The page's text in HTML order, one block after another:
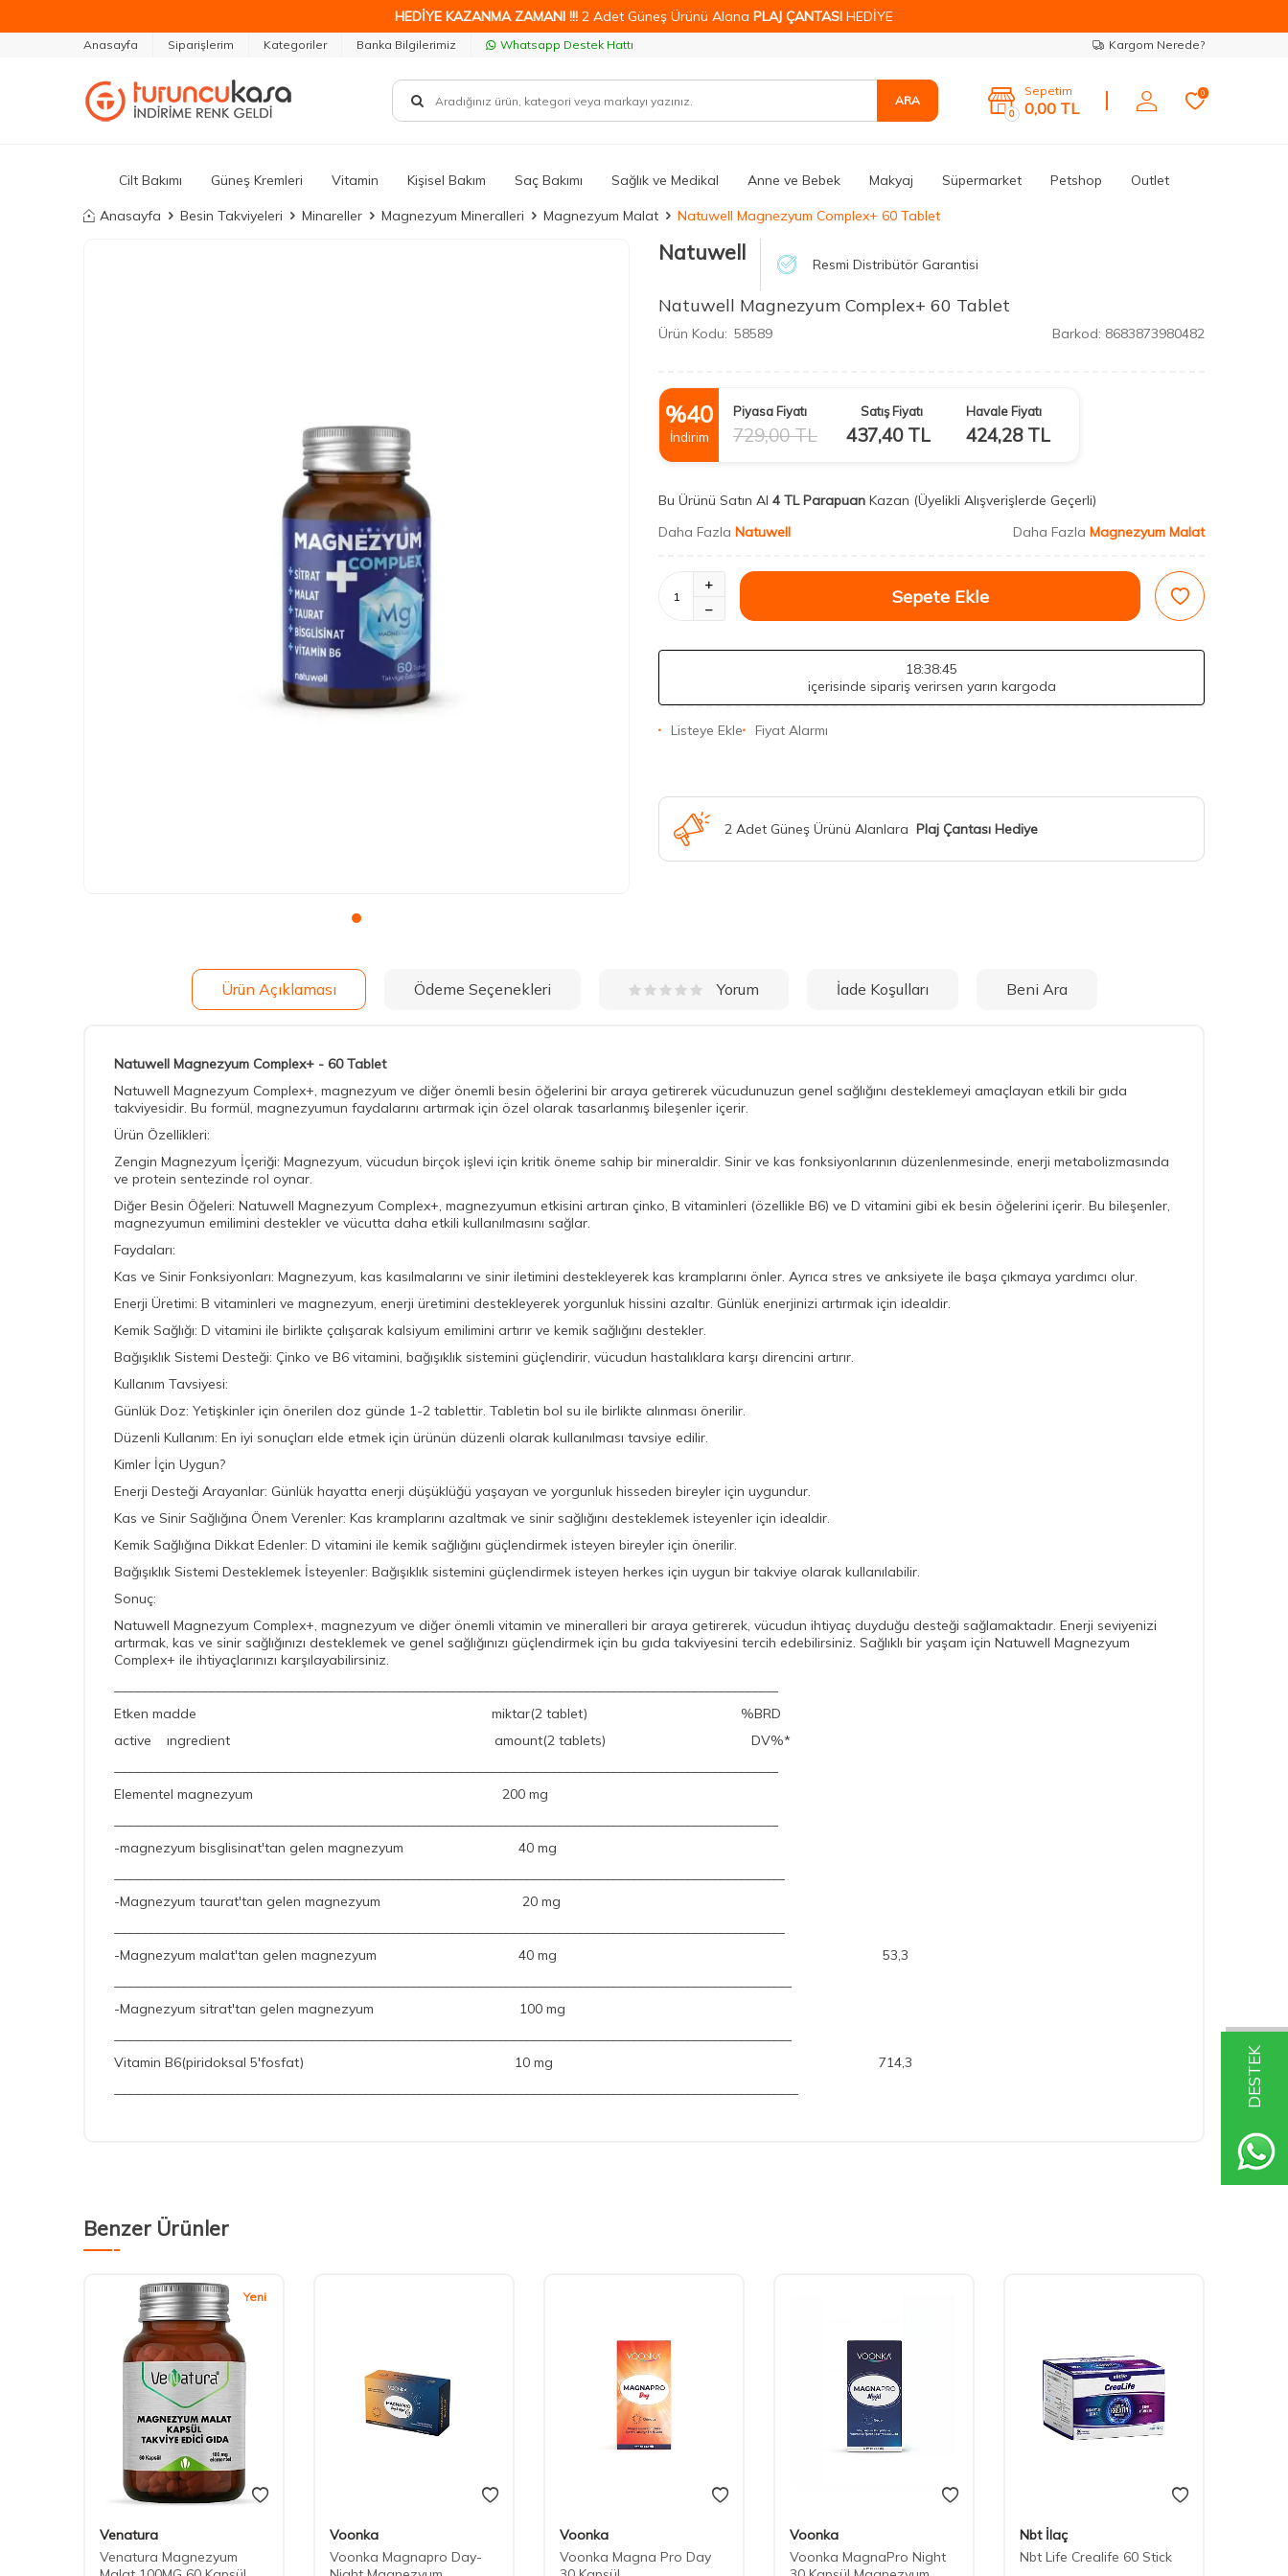
DESTEK
HEDİYE KAZANMA ZAMANI !!! 2 Adet Güneş Ürünü Alana PLAJ ÇANTASI HEDİYE
Anasayfa Siparişlerim Kategoriler Banka Bilgilerimiz Whatsapp Destek Hattı Kargom Nerede?
ARA
0
Sepetim
0,00 TL
0
Cilt Bakımı Güneş Kremleri Vitamin Kişisel Bakım Saç Bakımı Sağlık ve Medikal Anne ve Bebek Makyaj Süpermarket Petshop Outlet
Anasayfa Besin Takviyeleri Minareller Magnezyum Mineralleri Magnezyum Malat Natuwell Magnezyum Complex+ 60 Tablet
Natuwell Resmi Distribütör Garantisi
Natuwell Magnezyum Complex+ 60 Tablet
Ürün Kodu: 58589 Barkod: 8683873980482
%40
İndirim
Piyasa Fiyatı
729,00TL
Satış Fiyatı
437,40TL
Havale Fiyatı
424,28TL
Bu Ürünü Satın Al 4 TL Parapuan Kazan (Üyelikli Alışverişlerde Geçerli)
Daha Fazla Natuwell Daha Fazla Magnezyum Malat
Sepete Ekle
18:38:44
içerisinde sipariş verirsen yarın kargoda
Listeye Ekle Fiyat Alarmı
2 Adet Güneş Ürünü Alanlara Plaj Çantası Hediye
Ürün Açıklaması Ödeme Seçenekleri Yorum İade Koşulları Beni Ara
Natuwell Magnezyum Complex+ - 60 Tablet
Natuwell Magnezyum Complex+, magnezyum ve diğer önemli besin öğelerini bir araya getirerek vücudunuzun genel sağlığını desteklemeyi amaçlayan etkili bir gıda
takviyesidir. Bu formül, magnezyumun faydalarını artırmak için özel olarak tasarlanmış bileşenler içerir.
Ürün Özellikleri:
Zengin Magnezyum İçeriği: Magnezyum, vücudun birçok işlevi için kritik öneme sahip bir mineraldir. Sinir ve kas fonksiyonlarının düzenlenmesinde, enerji metabolizmasında
ve protein sentezinde rol oynar.
Diğer Besin Öğeleri: Natuwell Magnezyum Complex+, magnezyumun etkisini artıran çinko, B vitaminleri (özellikle B6) ve D vitamini gibi ek besin öğelerini içerir. Bu bileşenler,
magnezyumun emilimini destekler ve vücutta daha etkili kullanılmasını sağlar.
Faydaları:
Kas ve Sinir Fonksiyonları: Magnezyum, kas kasılmalarını ve sinir iletimini destekleyerek kas kramplarını önler. Ayrıca stres ve anksiyete ile başa çıkmaya yardımcı olur.
Enerji Üretimi: B vitaminleri ve magnezyum, enerji üretimini destekleyerek yorgunluk hissini azaltır. Günlük enerjinizi artırmak için idealdir.
Kemik Sağlığı: D vitamini ile birlikte çalışarak kalsiyum emilimini artırır ve kemik sağlığını destekler.
Bağışıklık Sistemi Desteği: Çinko ve B6 vitamini, bağışıklık sistemini güçlendirir, vücudun hastalıklara karşı direncini artırır.
Kullanım Tavsiyesi:
Günlük Doz: Yetişkinler için önerilen doz günde 1-2 tablettir. Tabletin bol su ile birlikte alınması önerilir.
Düzenli Kullanım: En iyi sonuçları elde etmek için ürünün düzenli olarak kullanılması tavsiye edilir.
Kimler İçin Uygun?
Enerji Desteği Arayanlar: Günlük hayatta enerji düşüklüğü yaşayan ve yorgunluk hisseden bireyler için uygundur.
Kas ve Sinir Sağlığına Önem Verenler: Kas kramplarını azaltmak ve sinir sağlığını desteklemek isteyenler için idealdir.
Kemik Sağlığına Dikkat Edenler: D vitamini ile kemik sağlığını güçlendirmek isteyen bireyler için önerilir.
Bağışıklık Sistemi Desteklemek İsteyenler: Bağışıklık sistemini güçlendirmek isteyen herkes için uygun bir takviye olarak kullanılabilir.
Sonuç:
Natuwell Magnezyum Complex+, magnezyum ve diğer önemli vitamin ve mineralleri bir araya getirerek, vücudun ihtiyaç duyduğu desteği sağlamaktadır. Enerji seviyenizi
artırmak, kas ve sinir sağlığınızı desteklemek ve genel sağlığınızı güçlendirmek için bu gıda takviyesini tercih edebilirsiniz. Sağlıklı bir yaşam için Natuwell Magnezyum
Complex+ ile ihtiyaçlarınızı karşılayabilirsiniz.
Etken madde miktar(2 tablet) %BRD
active ıngredient amount(2 tablets) DV%*
Elementel magnezyum 200 mg
-magnezyum bisglisinat'tan gelen magnezyum 40 mg
-Magnezyum taurat'tan gelen magnezyum 20 mg
-Magnezyum malat'tan gelen magnezyum 40 mg 53,3
-Magnezyum sitrat'tan gelen magnezyum 100 mg
Vitamin B6(piridoksal 5'fosfat) 10 mg 714,3
Benzer Ürünler
Yeni
Venatura
Venatura Magnezyum
Voonka
Voonka Magnapro Day-
Voonka
Voonka Magna Pro Day
Voonka
Voonka MagnaPro Night
Nbt İlaç
Nbt Life Crealife 60 Stick